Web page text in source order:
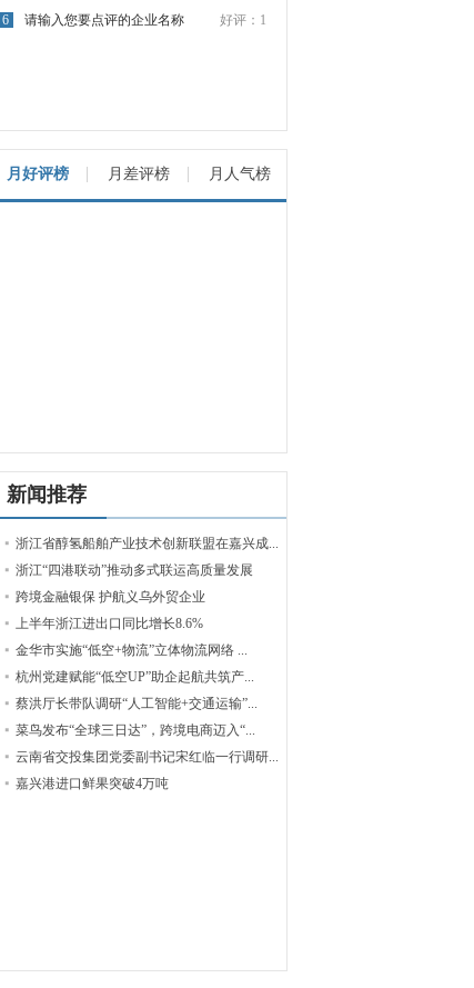
6
请输入您要点评的企业名称 好评：1
月好评榜 月差评榜 月人气榜
新闻推荐
浙江省醇氢船舶产业技术创新联盟在嘉兴成...
浙江“四港联动”推动多式联运高质量发展
跨境金融银保 护航义乌外贸企业
上半年浙江进出口同比增长8.6%
金华市实施“低空+物流”立体物流网络 ...
杭州党建赋能“低空UP”助企起航共筑产...
蔡洪厅长带队调研“人工智能+交通运输”...
菜鸟发布“全球三日达”，跨境电商迈入“...
云南省交投集团党委副书记宋红临一行调研...
嘉兴港进口鲜果突破4万吨